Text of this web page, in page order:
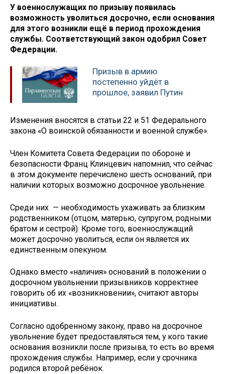
У военнослужащих по призыву появилась
возможность уволиться досрочно, если основания
для этого возникли ещё в период прохождения
службы. Соответствующий закон одобрил Совет
Федерации.
Призыв в армию
постепенно уйдёт в
прошлое, заявил Путин
Изменения вносятся в статьи 22 и 51 Федерального
закона «О воинской обязанности и военной службе».
Член Комитета Совета Федерации по обороне и
безопасности Франц Клинцевич напомнил, что сейчас
в этом документе перечислено шесть оснований, при
наличии которых возможно досрочное увольнение.
Среди них — необходимость ухаживать за близким
родственником (отцом, матерью, супругом, родными
братом и сестрой). Кроме того, военнослужащий
может досрочно уволиться, если он является их
единственным опекуном.
Однако вместо «наличия» оснований в положении о
досрочном увольнении призывников корректнее
говорить об их «возникновении», считают авторы
инициативы.
Согласно одобренному закону, право на досрочное
увольнение будет предоставляться тем, у кого такие
основания возникли после призыва, то есть во время
прохождения службы. Например, если у срочника
родился второй ребёнок.